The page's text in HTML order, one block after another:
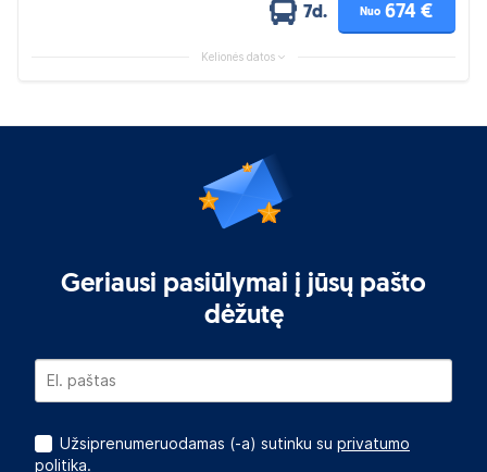
7d. Nuo 674 €
Kelionės datos
Geriausi pasiūlymai į jūsų pašto
dėžutę
Užsiprenumeruodamas (-a) sutinku su privatumo
politika.